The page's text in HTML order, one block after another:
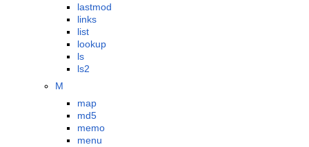
lastmod
links
list
lookup
ls
ls2
M
map
md5
memo
menu